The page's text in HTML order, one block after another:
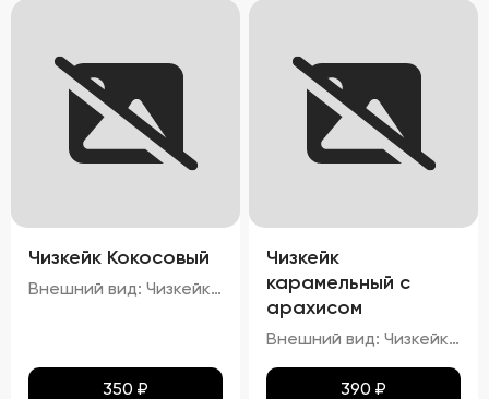
Чизкейк Кокосовый
Внешний вид: Чизкейк должен иметь гладкую, ровную поверхность, без трещин и повреждений. Верхняя часть может быть украшена кокосовой стружкой. Цвет: Основу чизкейка должен составлять белый или кремовый цвет, а кокосовая начинка – белый или слегка желтоватый. Структура: Консистенция чизкейка должна быть нежной, кремовой, легко ломающейся вилкой. Вкус: Вкус должен быть сливочным, с выраженными нотами кокоса. Запах: Приятный аромат кокоса и сливок.
350 ₽
Чизкейк
карамельный с
арахисом
Внешний вид: Чизкейк должен иметь гладкую, ровную поверхность, без трещин и повреждений. Верхняя часть может быть украшена карамелью и кусочками арахиса. Цвет: Основу чизкейка должен составлять белый или кремовый цвет, а карамельная начинка – золотисто-коричневая. Структура: Консистенция чизкейка должна быть нежной, кремовой, легко ломающейся вилкой. Вкус: Вкус должен быть сливочным, с выраженными нотами карамели и орехового привкуса от арахиса. Запах: Приятный аромат карамели и ореха.
390 ₽